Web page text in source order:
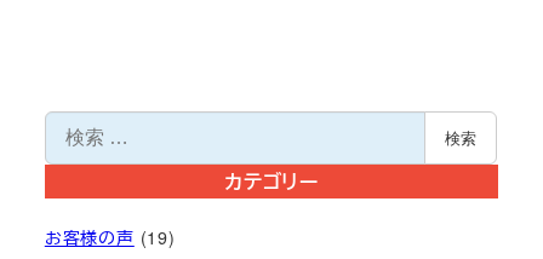
索
検索
カテゴリー
お客様の声 (19)